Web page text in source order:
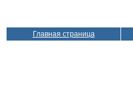
Главная страница